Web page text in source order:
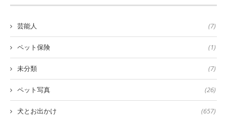
芸能人 (7)
ペット保険 (1)
未分類 (7)
ペット写真 (26)
犬とお出かけ (657)